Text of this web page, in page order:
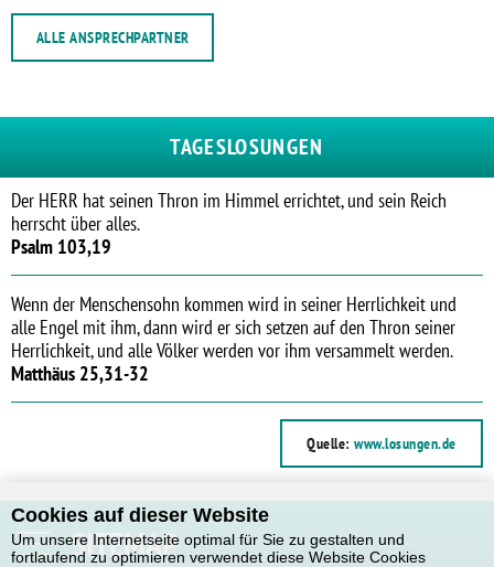
ALLE ANSPRECHPARTNER
TAGESLOSUNGEN
Der HERR hat seinen Thron im Himmel errichtet, und sein Reich
herrscht über alles.
Psalm 103,19
Wenn der Menschensohn kommen wird in seiner Herrlichkeit und
alle Engel mit ihm, dann wird er sich setzen auf den Thron seiner
Herrlichkeit, und alle Völker werden vor ihm versammelt werden.
Matthäus 25,31-32
Quelle: www.losungen.de
SITEMAP
Cookies auf dieser Website
Um unsere Internetseite optimal für Sie zu gestalten und
fortlaufend zu optimieren verwendet diese Website Cookies